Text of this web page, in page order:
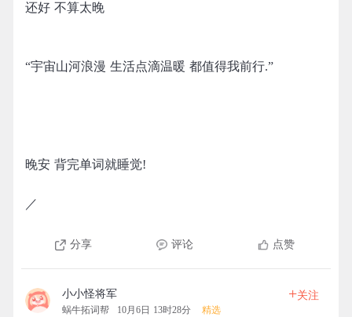
还好 不算太晚
“宇宙山河浪漫 生活点滴温暖 都值得我前行.”
晚安 背完单词就睡觉!
／
分享 评论 点赞
小小怪将军
蜗牛拓词帮 10月6日 13时28分 精选
+关注